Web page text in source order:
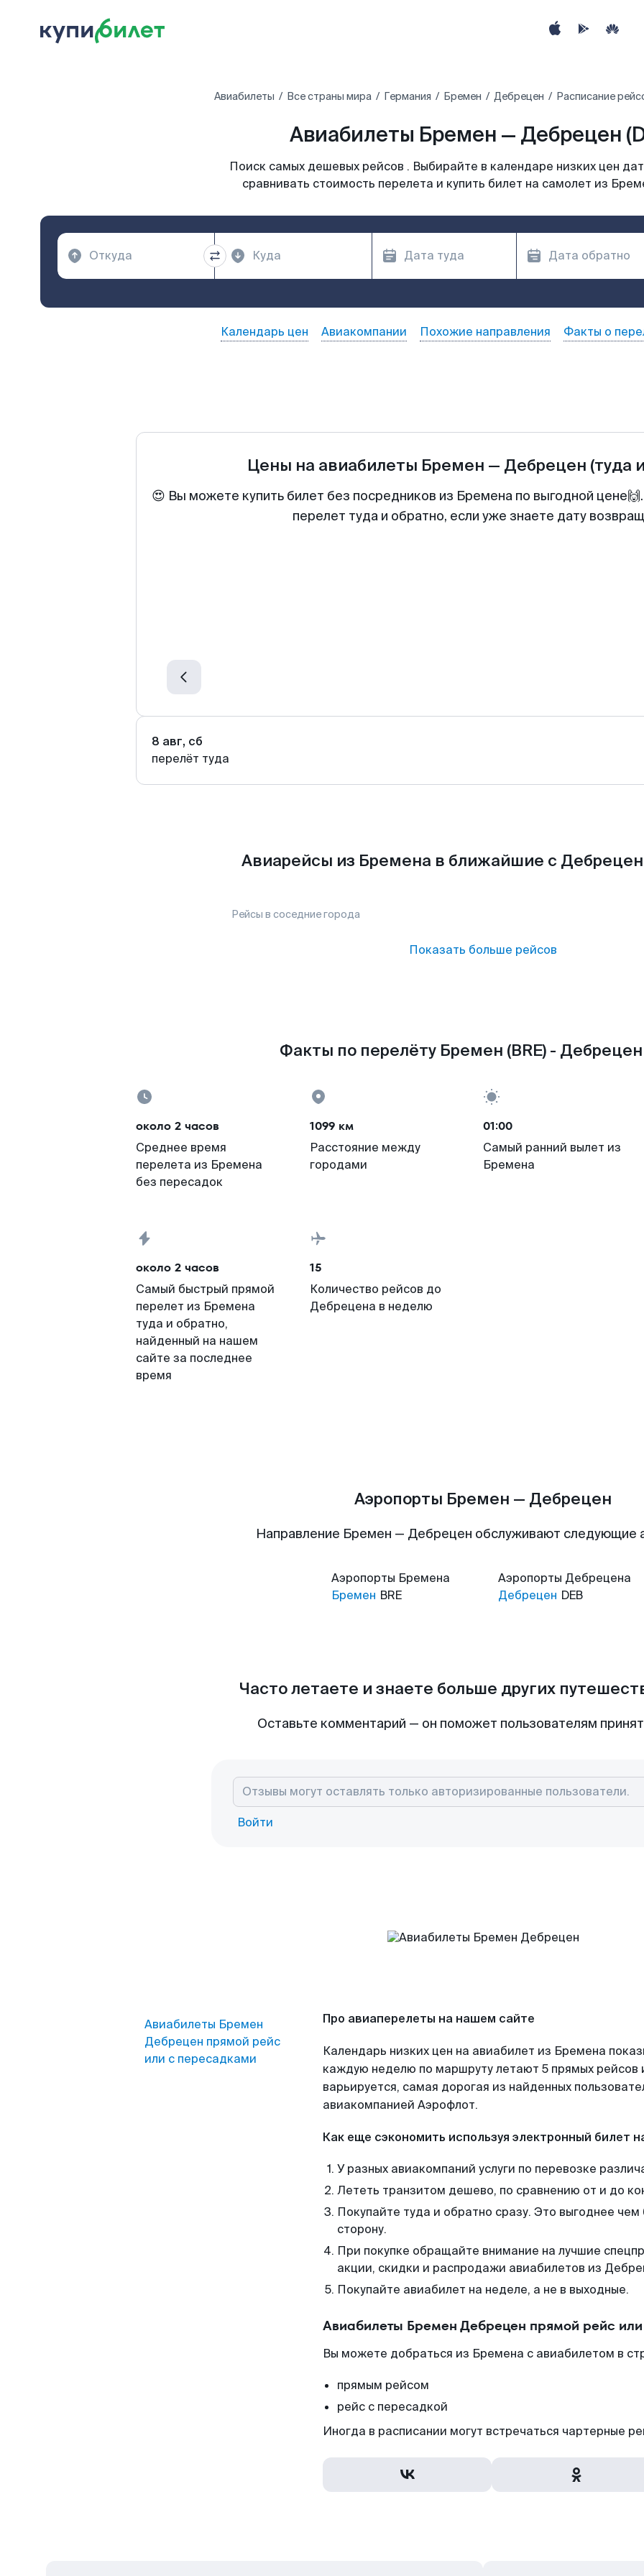
Авиабилеты Все страны мира Германия Бремен Дебрецен Расписание
Авиабилеты Бремен — Дебрецен
Поиск самых дешевых рейсов . Выбирайте в календаре низких цен
сравнивать стоимость перелета и купить билет на самолет из
Календарь цен Авиакомпании Похожие направления Факты о
Цены на авиабилеты Бремен — Дебрецен (туда
😍 Вы можете купить билет без посредников из Бремена по выгодной
перелет туда и обратно, если уже знаете дату
8 авг, сб
перелёт туда
Авиарейсы из Бремена в ближайшие с
Рейсы в соседние города
Показать больше рейсов
Факты по перелёту Бремен (BRE) - Дебрецен
около 2 часов
Среднее время
перелета из Бремена
без пересадок
1099 км
Расстояние между
городами
01:00
Самый ранний вылет из
Бремена
около 2 часов
Самый быстрый прямой
перелет из Бремена
туда и обратно,
найденный на нашем
сайте за последнее
время
15
Количество рейсов до
Дебрецена в неделю
Аэропорты Бремен — Дебрецен
Направление Бремен — Дебрецен обслуживают следующие
Аэропорты Бремена
Бремен BRE
Аэропорты Дебрецена
Дебрецен DEB
Часто летаете и знаете больше других
Оставьте комментарий — он поможет пользователям
Войти
Авиабилеты Бремен
Дебрецен прямой рейс
или с пересадками
Про авиаперелеты на нашем сайте
Календарь низких цен на авиабилет из Бремена
каждую неделю по маршруту летают 5 прямых рейсов
варьируется, самая дорогая из найденных
авиакомпанией Аэрофлот.
Как еще сэкономить используя электронный билет
У разных авиакомпаний услуги по перевозке
Лететь транзитом дешево, по сравнению от и до
Покупайте туда и обратно сразу. Это выгоднее
сторону.
При покупке обращайте внимание на лучшие
акции, скидки и распродажи авиабилетов из
Покупайте авиабилет на неделе, а не в выходные.
Авиабилеты Бремен Дебрецен прямой рейс
Вы можете добраться из Бремена с авиабилетом в
прямым рейсом
рейс с пересадкой
Иногда в расписании могут встречаться чартерные